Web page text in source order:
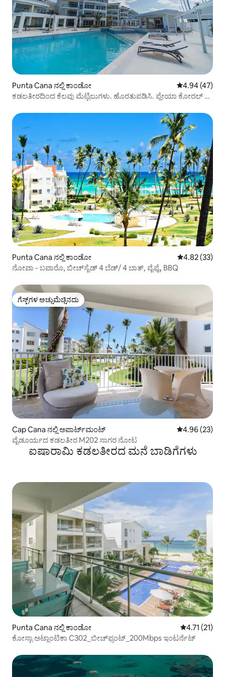
Punta Cana ನಲ್ಲಿ ಕಾಂಡೋ 5 ರಲ್ಲಿ 4.94
4.94 (47)
ಕಡಲತೀರದಿಂದ ಕೆಲವು ಮೆಟ್ಟಿಲುಗಳು. ಹೊರತುಪಡಿಸಿ. ಪ್ಲೇಯಾ ಕೋರಲ್ H-
Punta Cana ನಲ್ಲಿ ಕಾಂಡೋ 5 ರಲ್ಲಿ 4.82
4.82 (33)
ನೋವಾ - ಬವಾರೊ, ಬೀಚ್‌ಸೈಡ್ 4 ಬೆಡ್/ 4 ಬಾತ್, ವೈಫೈ, BBQ
ಗೆಸ್ಟ್‌ಗಳ ಅಚ್ಚುಮೆಚ್ಚಿನದು
ಗೆಸ್ಟ್‌ಗಳ ಅಚ್ಚುಮೆಚ್ಚಿನದು
Cap Cana ನಲ್ಲಿ ಅಪಾರ್ಟ್‌ಮಂಟ್ 5 ರಲ್ಲಿ 4.96
4.96 (23)
ವೈಡೂರ್ಯದ ಕಡಲತೀರ M202 ಸಾಗರ ನೋಟ
ಐಷಾರಾಮಿ ಕಡಲತೀರದ ಮನೆ ಬಾಡಿಗೆಗಳು
Punta Cana ನಲ್ಲಿ ಕಾಂಡೋ 5 ರಲ್ಲಿ 4.71
4.71 (21)
ಕೋಸ್ಟಾ ಅಟ್ಲಾಂಟಿಕಾ C302_ಬೀಚ್‌ಫ್ರಂಟ್_200Mbps ಇಂಟರ್ನೆಟ್